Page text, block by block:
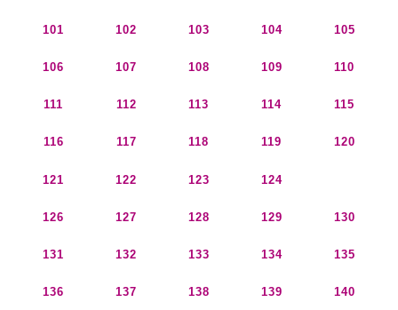
101 102 103 104 105
106 107 108 109 110
111 112 113 114 115
116 117 118 119 120
121 122 123 124
126 127 128 129 130
131 132 133 134 135
136 137 138 139 140